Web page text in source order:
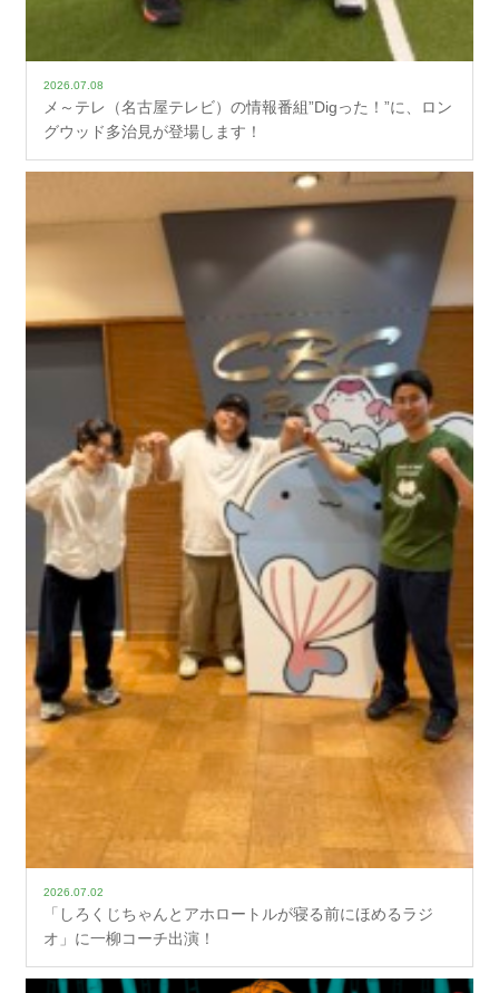
2026.07.08
メ～テレ（名古屋テレビ）の情報番組”Digった！”に、ロン
グウッド多治見が登場します！
2026.07.02
「しろくじちゃんとアホロートルが寝る前にほめるラジ
オ」に一柳コーチ出演！